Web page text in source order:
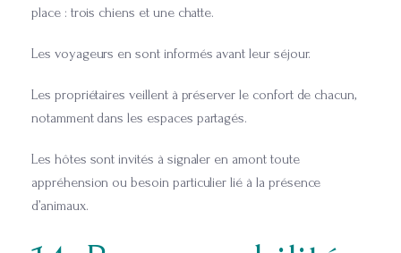
place : trois chiens et une chatte.
Les voyageurs en sont informés avant leur séjour.
Les propriétaires veillent à préserver le confort de chacun,
notamment dans les espaces partagés.
Les hôtes sont invités à signaler en amont toute
appréhension ou besoin particulier lié à la présence
d’animaux.